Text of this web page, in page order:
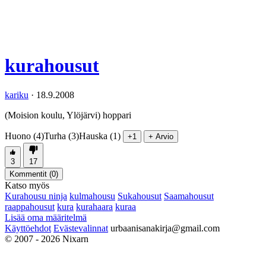
kurahousut
kariku · 18.9.2008
(Moision koulu, Ylöjärvi) hoppari
Huono (4)Turha (3)Hauska (1) +1 + Arvio
3
17
Kommentit (0)
Katso myös
Kurahousu ninja kulmahousu Sukahousut Saamahousut
raappahousut kura kurahaara kuraa
Lisää oma määritelmä
Käyttöehdot Evästevalinnat urbaanisanakirja@gmail.com
© 2007 - 2026 Nixarn